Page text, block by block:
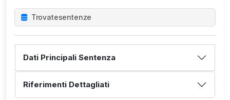
Trovatesentenze
Dati Principali Sentenza
Riferimenti Dettagliati